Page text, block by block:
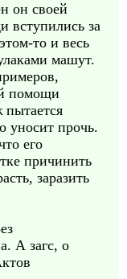
он своей
вступились за
то и весь
машут.
помощи
пытается
уносит прочь.
его
причинить
заразить
А загс, о